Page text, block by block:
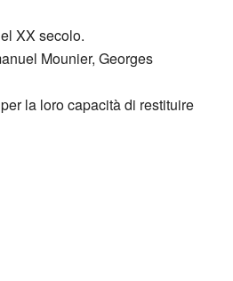
XX secolo.
Mounier, Georges
la loro capacità di restituire